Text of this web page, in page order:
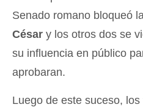
Senado romano bloqueó la
César y los otros dos se
su influencia en público
aprobaran.
Luego de este suceso, los